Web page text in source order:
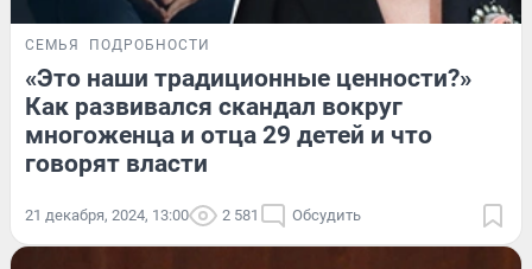
СЕМЬЯ ПОДРОБНОСТИ
«Это наши традиционные ценности?»
Как развивался скандал вокруг
многоженца и отца 29 детей и что
говорят власти
21 декабря, 2024, 13:00 2 581 Обсудить